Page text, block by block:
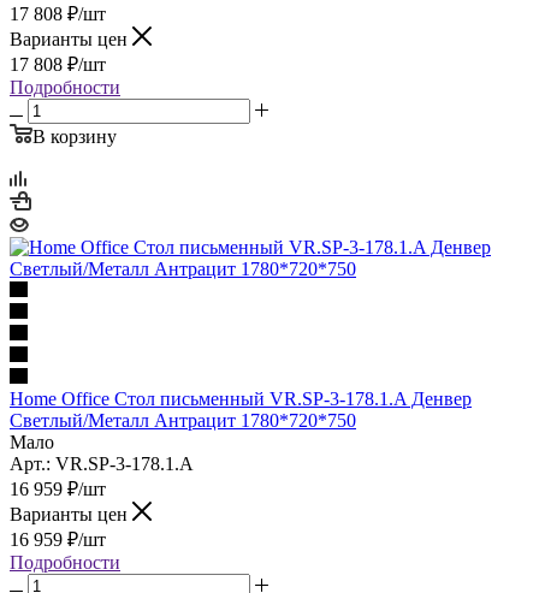
17 808 ₽/шт
Варианты цен
17 808 ₽/шт
Подробности
В корзину
Home Office Стол письменный VR.SP-3-178.1.A Денвер
Светлый/Металл Антрацит 1780*720*750
Мало
Арт.: VR.SP-3-178.1.A
16 959 ₽/шт
Варианты цен
16 959 ₽/шт
Подробности